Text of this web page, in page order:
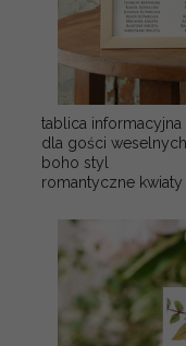
tablica informacyjna
dla gości weselnych,
boho styl
romantyczne kwiaty